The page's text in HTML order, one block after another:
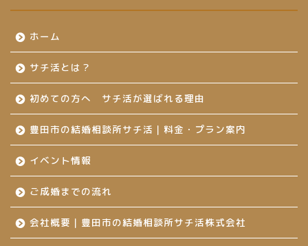
ホーム
サチ活とは？
初めての方へ サチ活が選ばれる理由
豊田市の結婚相談所サチ活｜料金・プラン案内
イベント情報
ご成婚までの流れ
会社概要｜豊田市の結婚相談所サチ活株式会社